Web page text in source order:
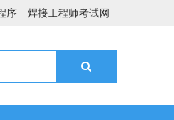
序 焊接工程师考试网